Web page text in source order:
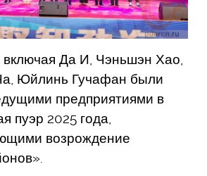
включая Да И, Чэньшэн Хао,
Юйлинь Гучафан были
предприятиями в
пуэр 2025 года,
возрождение